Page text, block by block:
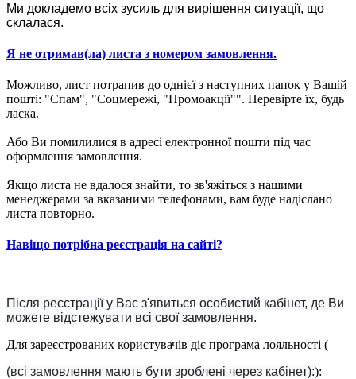
Ми докладемо всіх зусиль для вирішення ситуації, що
склалася.
Я не отримав(ла) листа з номером замовлення.
Можливо, лист потрапив до однієї з наступних папок у Вашій
пошті: "Спам", "Соцмережі, "Промоакції"". Перевірте їх, будь
ласка.
Або Ви помилилися в адресі електронної пошти під час
оформлення замовлення.
Якщо листа не вдалося знайти, то зв'яжіться з нашими
менеджерами за вказаними телефонами, вам буде надіслано
листа повторно.
Навіщо потрібна реєстрація на сайті?
Після реєстрації у Вас з'явиться особистий кабінет, де Ви
можете відстежувати всі свої замовлення.
Для зареєстрованих користувачів діє програма лояльності (
(всі замовлення мають бути зроблені через кабінет):):